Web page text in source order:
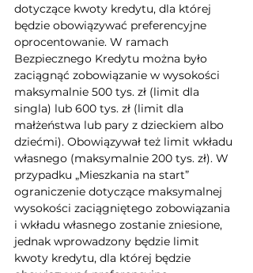
dotyczące kwoty kredytu, dla której
będzie obowiązywać preferencyjne
oprocentowanie. W ramach
Bezpiecznego Kredytu można było
zaciągnąć zobowiązanie w wysokości
maksymalnie 500 tys. zł (limit dla
singla) lub 600 tys. zł (limit dla
małżeństwa lub pary z dzieckiem albo
dziećmi). Obowiązywał też limit wkładu
własnego (maksymalnie 200 tys. zł). W
przypadku „Mieszkania na start”
ograniczenie dotyczące maksymalnej
wysokości zaciągniętego zobowiązania
i wkładu własnego zostanie zniesione,
jednak wprowadzony będzie limit
kwoty kredytu, dla której będzie